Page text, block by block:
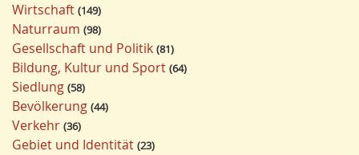
Wirtschaft 149
Naturraum 98
Gesellschaft und Politik 81
Bildung, Kultur und Sport 64
Siedlung 58
Bevölkerung 44
Verkehr 36
Gebiet und Identität 23